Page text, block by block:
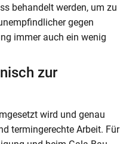
behandelt werden, um zu
gegen
immer auch ein wenig
zur
wird und genau
termingerechte Arbeit. Für